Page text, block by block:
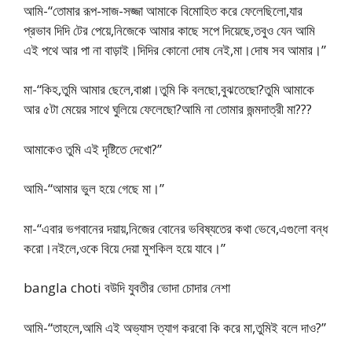
আমি-“তোমার রূপ-সাজ-সজ্জা আমাকে বিমোহিত করে ফেলেছিলো,যার
প্রভাব দিদি টের পেয়ে,নিজেকে আমার কাছে সপে দিয়েছে,তবুও যেন আমি
এই পথে আর পা না বাড়াই।দিদির কোনো দোষ নেই,মা।দোষ সব আমার।”
মা-“কিহ,তুমি আমার ছেলে,বাপ্পা।তুমি কি বলছো,বুঝতেছো?তুমি আমাকে
আর ৫টা মেয়ের সাথে ঘুলিয়ে ফেলেছো?আমি না তোমার জন্মদাত্রী মা???
আমাকেও তুমি এই দৃষ্টিতে দেখো?”
আমি-“আমার ভুল হয়ে গেছে মা।”
মা-“এবার ভগবানের দয়ায়,নিজের বোনের ভবিষ্যতের কথা ভেবে,এগুলো বন্ধ
করো।নইলে,ওকে বিয়ে দেয়া মুশকিল হয়ে যাবে।”
bangla choti বউদি যুবতীর ভোদা চোদার নেশা
আমি-“তাহলে,আমি এই অভ্যাস ত্যাগ করবো কি করে মা,তুমিই বলে দাও?”